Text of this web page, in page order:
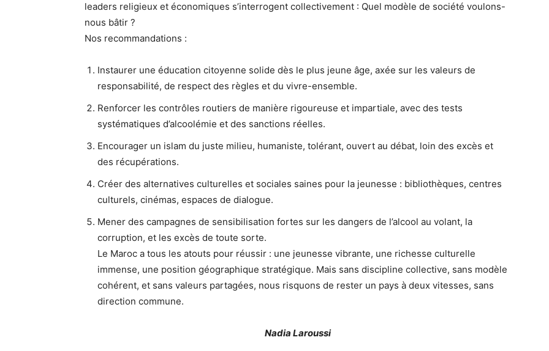
leaders religieux et économiques s’interrogent collectivement : Quel modèle de société voulons-
nous bâtir ?
Nos recommandations :
Instaurer une éducation citoyenne solide dès le plus jeune âge, axée sur les valeurs de
responsabilité, de respect des règles et du vivre-ensemble.
Renforcer les contrôles routiers de manière rigoureuse et impartiale, avec des tests
systématiques d’alcoolémie et des sanctions réelles.
Encourager un islam du juste milieu, humaniste, tolérant, ouvert au débat, loin des excès et
des récupérations.
Créer des alternatives culturelles et sociales saines pour la jeunesse : bibliothèques, centres
culturels, cinémas, espaces de dialogue.
Mener des campagnes de sensibilisation fortes sur les dangers de l’alcool au volant, la
corruption, et les excès de toute sorte.
Le Maroc a tous les atouts pour réussir : une jeunesse vibrante, une richesse culturelle
immense, une position géographique stratégique. Mais sans discipline collective, sans modèle
cohérent, et sans valeurs partagées, nous risquons de rester un pays à deux vitesses, sans
direction commune.
Nadia Laroussi